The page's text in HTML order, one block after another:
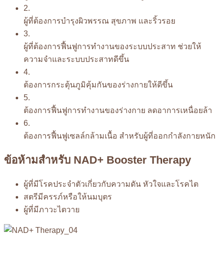
2.
ผู้ที่ต้องการบำรุงผิวพรรณ สุขภาพ และริ้วรอย
3.
ผู้ที่ต้องการฟื้นฟูการทำงานของระบบประสาท ช่วยให้
ความจำและระบบประสาทดีขึ้น
4.
ต้องการกระตุ้นภูมิคุ้มกันของร่างกายให้ดีขึ้น
5.
ต้องการฟื้นฟูการทำงานของร่างกาย ลดอาการเหนื่อยล้า
6.
ต้องการฟื้นฟูเซลล์กล้ามเนื้อ สำหรับผู้ที่ออกกำลังกายหนัก
ข้อห้ามสำหรับ NAD+ Booster Therapy
ผู้ที่มีโรคประจำตัวเกี่ยวกับความดัน หัวใจและโรคไต
สตรีมีครรภ์หรือให้นมบุตร
ผู้ที่มีภาวะไตวาย